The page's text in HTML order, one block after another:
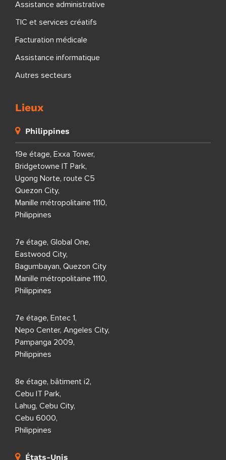
Assistance administrative
TIC et services créatifs
Facturation médicale
Assistance informatique
Autres secteurs
Lieux
Philippines
19e étage, Exxa Tower,
Bridgetowne IT Park,
Ugong Norte, route C5
Quezon City,
Manille métropolitaine 1110,
Philippines
7e étage, Global One,
Eastwood City,
Bagumbayan, Quezon City
Manille métropolitaine 1110,
Philippines
7e étage, Entec 1,
Nepo Center, Angeles City,
Pampanga 2009,
Philippines
8e étage, bâtiment i2,
Cebu IT Park,
Lahug, Cebu City,
Cebu 6000,
Philippines
États-Unis